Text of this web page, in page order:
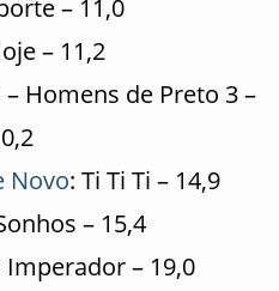
– 11,0
– 11,2
Homens de Preto 3 –
Novo: Ti Ti Ti – 14,9
– 15,4
– 19,0